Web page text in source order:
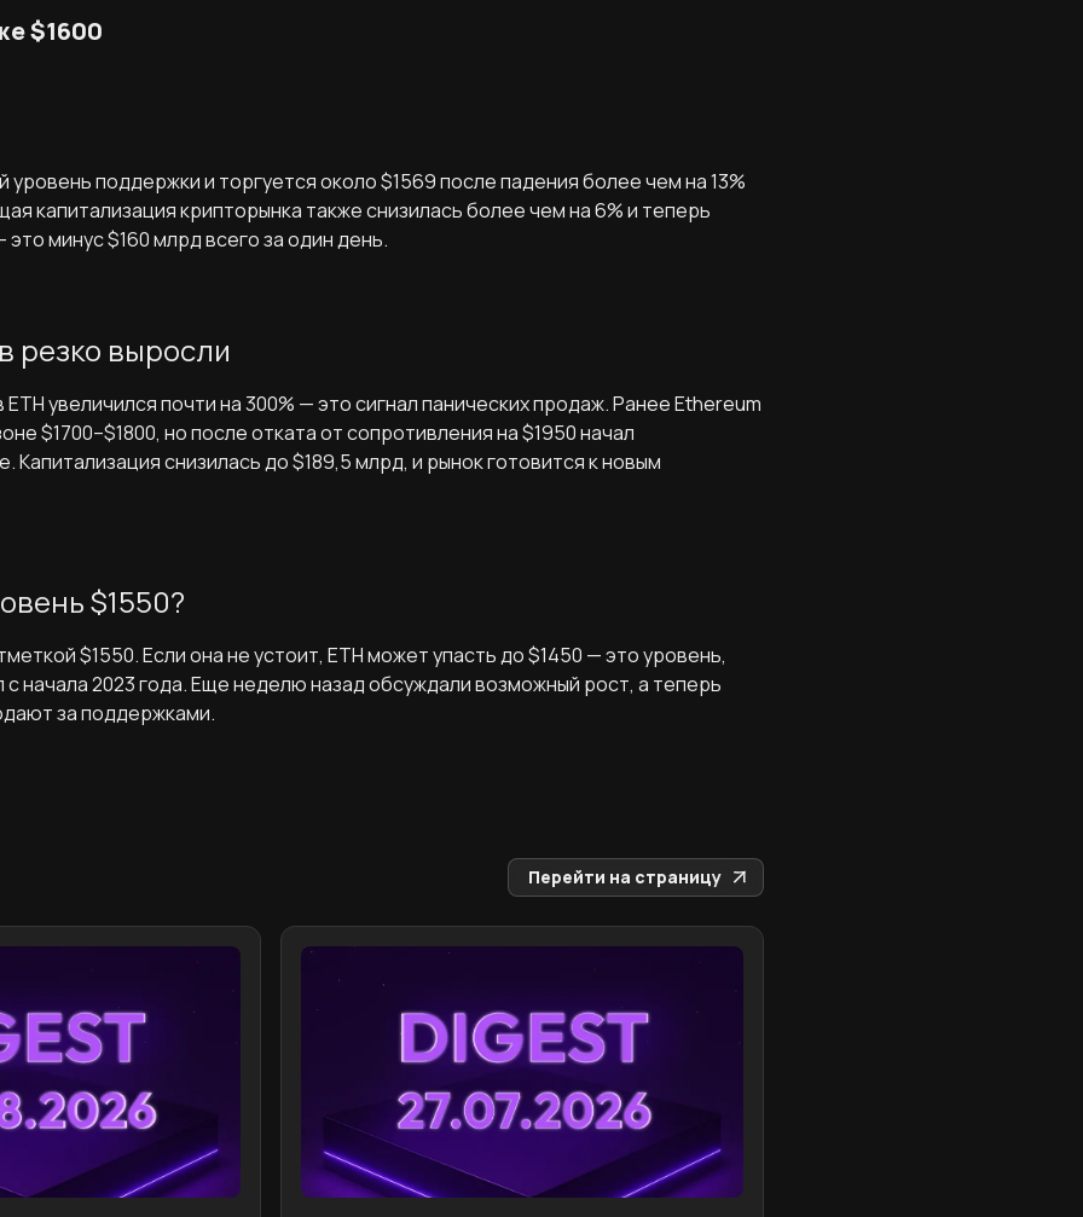
$1600
уровень поддержки и торгуется около $1569 после падения более чем на 13%
капитализация крипторынка также снизилась более чем на 6% и теперь
минус $160 млрд всего за один день.
резко выросли
увеличился почти на 300% — это сигнал панических продаж. Ранее Ethereum
$1700–$1800, но после отката от сопротивления на $1950 начал
Капитализация снизилась до $189,5 млрд, и рынок готовится к новым
$1550?
$1550. Если она не устоит, ETH может упасть до $1450 — это уровень,
начала 2023 года. Еще неделю назад обсуждали возможный рост, а теперь
за поддержками.
Перейти на страницу